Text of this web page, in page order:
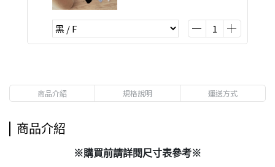
商品介紹 規格說明 運送方式
商品介紹
※購買前請詳閱尺寸表參考※